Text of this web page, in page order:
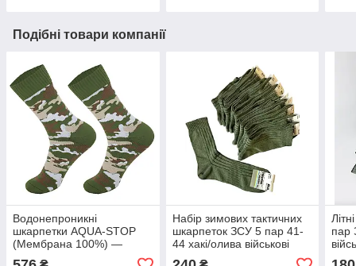
Подібні товари компанії
Водонепроникні
шкарпетки AQUA-STOP
(Мембрана 100%) —
Набір зимових тактичних
шкарпеток ЗСУ 5 пар 41-
44 хакі/олива військові
пар